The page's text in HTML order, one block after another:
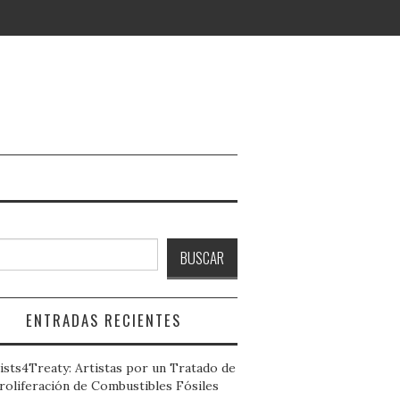
BUSCAR
ENTRADAS RECIENTES
Artistas por un Tratado de
de Combustibles Fósiles